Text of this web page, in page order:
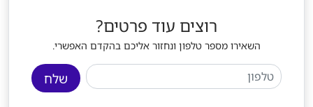
רוצים עוד פרטים?
השאירו מספר טלפון ונחזור אליכם בהקדם האפשרי.
שלח